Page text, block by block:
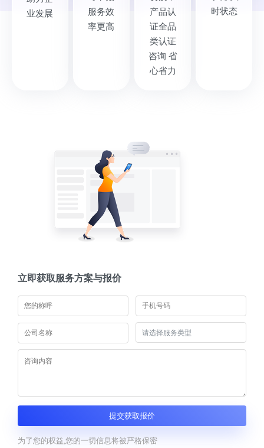
业发展
服务效
率更高
产品认
证全品
类认证
咨询 省
心省力
时状态
立即获取服务方案与报价
提交获取报价
为了您的权益,您的一切信息将被严格保密